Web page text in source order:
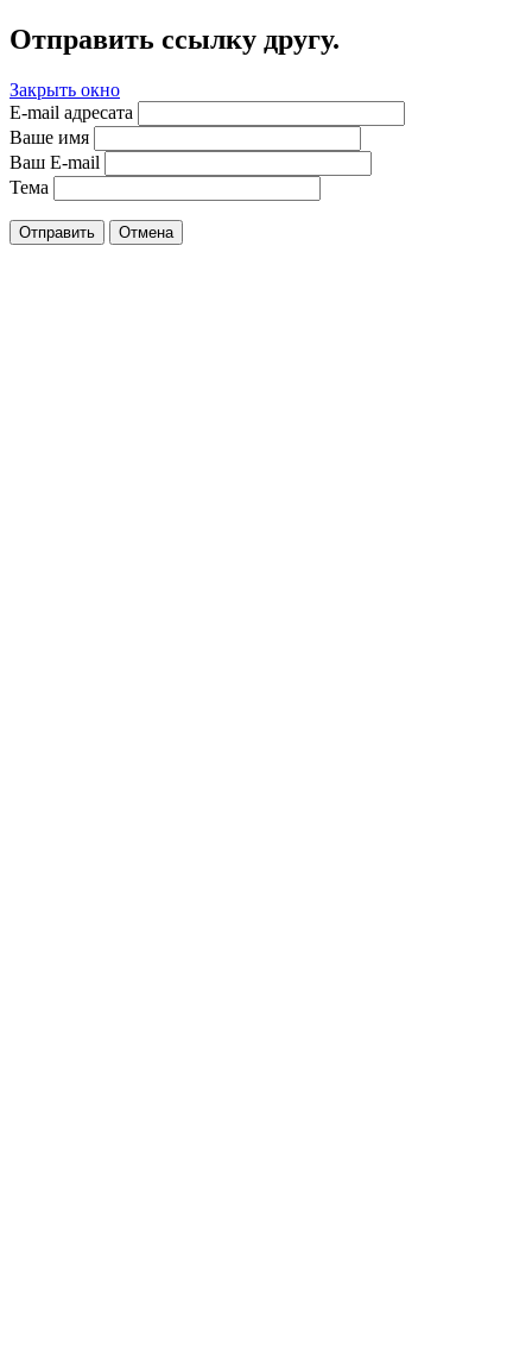
Отправить ссылку другу.
Закрыть окно
E-mail адресата
Ваше имя
Ваш E-mail
Тема
Отправить Отмена